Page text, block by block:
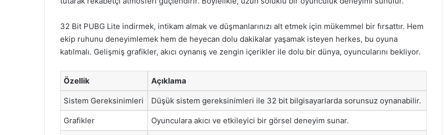
32 Bit PUBG Lite indirmek, intikam almak ve düşmanlarınızı alt etmek için mükemmel bir fırsattır. Hem
ekip ruhunu deneyimlemek hem de heyecan dolu dakikalar yaşamak isteyen herkes, bu oyuna
katılmalı. Gelişmiş grafikler, akıcı oynanış ve zengin içerikler ile dolu bir dünya, oyuncularını bekliyor.
Özellik Açıklama
Sistem Gereksinimleri Düşük sistem gereksinimleri ile 32 bit bilgisayarlarda sorunsuz oynanabilir.
Grafikler Oyunculara akıcı ve etkileyici bir görsel deneyim sunar.